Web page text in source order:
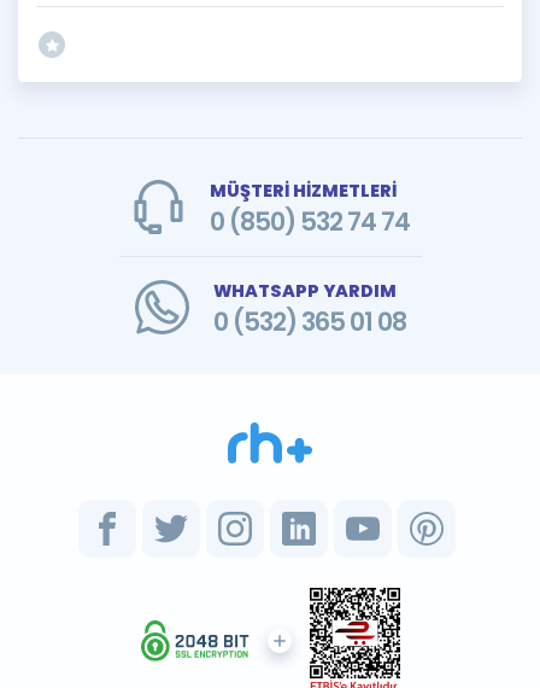
MÜŞTERİ HİZMETLERİ
0 (850) 532 74 74
WHATSAPP YARDIM
0 (532) 365 01 08